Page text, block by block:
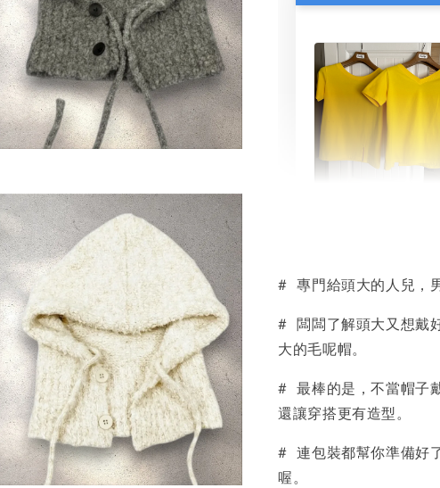
NT$ 190
NT$ 450
-
# 專門給頭大的人兒，
# 闆闆了解頭大又想戴
大的毛呢帽。
# 最棒的是，不當帽子
還讓穿搭更有造型。
# 連包裝都幫你準備好
喔。